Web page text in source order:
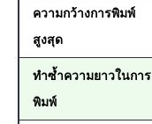
ความกว้างการพิมพ์
สูงสุด
ทำซ้ำความยาวในการ
พิมพ์